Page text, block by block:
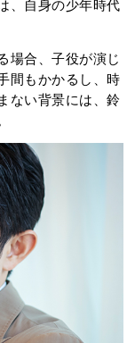
、自身の少年時代
場合、子役が演じ
間もかかるし、時
ない背景には、鈴